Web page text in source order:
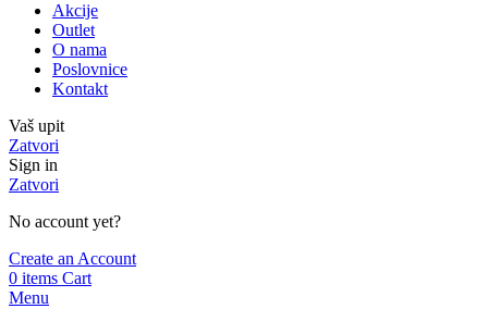
Akcije
Outlet
O nama
Poslovnice
Kontakt
Vaš upit
Zatvori
Sign in
Zatvori
No account yet?
Create an Account
0 items Cart
Menu